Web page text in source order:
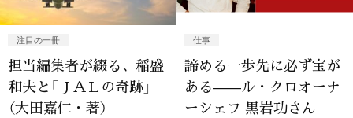
注目の一冊
担当編集者が綴る、稲盛
和夫と「ＪＡＬの奇跡」
（大田嘉仁・著）
仕事
諦める一歩先に必ず宝が
ある——ル・クロオーナ
ーシェフ 黒岩功さん